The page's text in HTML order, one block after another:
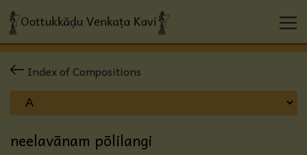
Index of Compositions
neelavānam pōlilangi